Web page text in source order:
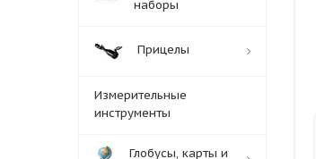
наборы
Прицелы
Измерительные
инструменты
Глобусы, карты и